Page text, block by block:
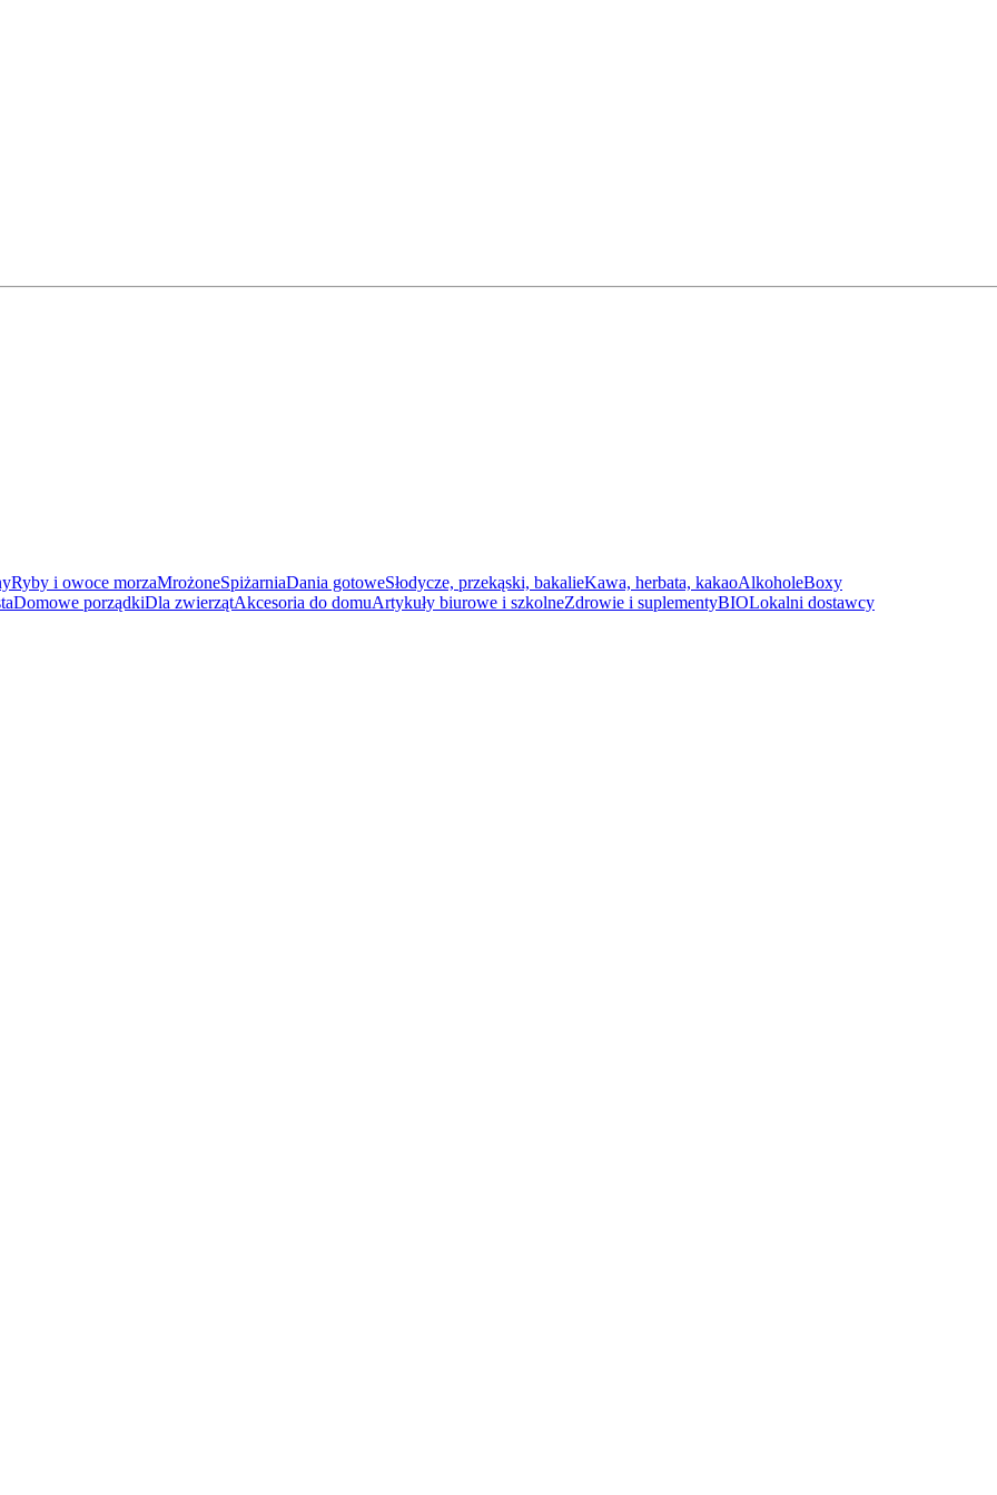
Ryby i owoce morzaMrożoneSpiżarniaDania gotoweSłodycze, przekąski, bakalieKawa, herbata, kakaoAlkoholeBoxy
Domowe porządkiDla zwierzątAkcesoria do domuArtykuły biurowe i szkolneZdrowie i suplementyBIOLokalni dostawcy